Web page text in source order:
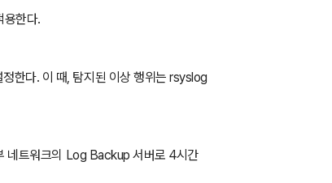
용한다.
한다. 이 때, 탐지된 이상 행위는 rsyslog
네트워크의 Log Backup 서버로 4시간